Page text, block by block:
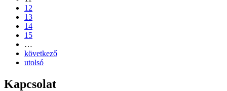
12
13
14
15
…
következő
utolsó
Kapcsolat